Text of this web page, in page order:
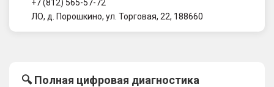
+7 (812) 565-57-72
ЛО, д. Порошкино, ул. Торговая, 22, 188660
🔍 Полная цифровая диагностика